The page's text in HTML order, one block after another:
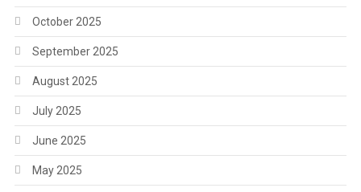
October 2025
September 2025
August 2025
July 2025
June 2025
May 2025